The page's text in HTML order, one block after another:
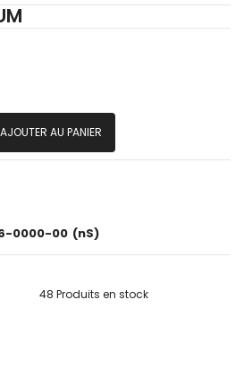
AJOUTER AU PANIER
0000-00 (nS)
48 Produits en stock